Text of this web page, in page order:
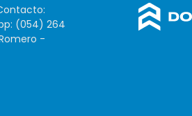
(054) 264
-